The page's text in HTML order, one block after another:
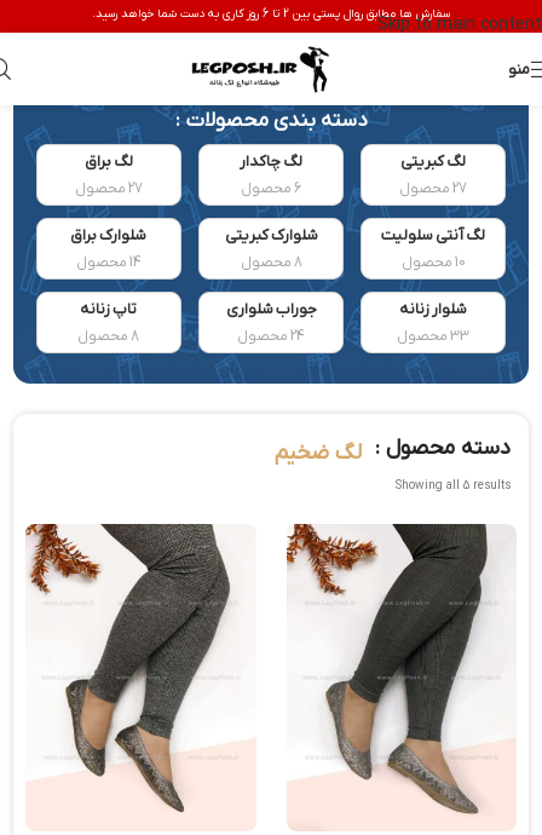
Skip to main contentسفارش ها مطابق روال پستی بین 2 تا 6 روز کاری به دست شما خواهد رسید.
منو
دسته بندی محصولات :
لگ کبریتی
27 محصول
لگ چاکدار
6 محصول
لگ براق
27 محصول
لگ آنتی سلولیت
10 محصول
شلوارک کبریتی
8 محصول
شلوارک براق
14 محصول
شلوار زنانه
33 محصول
جوراب شلواری
24 محصول
تاپ زنانه
8 محصول
دسته محصول : لگ ضخیم
Showing all 5 results